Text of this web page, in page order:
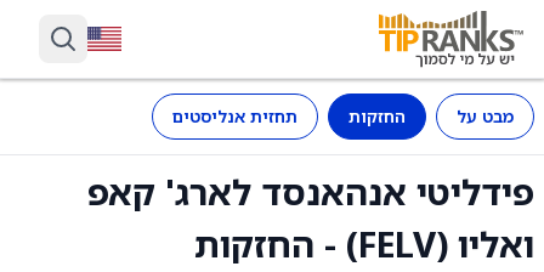
מבט על החזקות תחזית אנליסטים
פידליטי אנהאנסד לארג' קאפ
ואליו (FELV) - החזקות